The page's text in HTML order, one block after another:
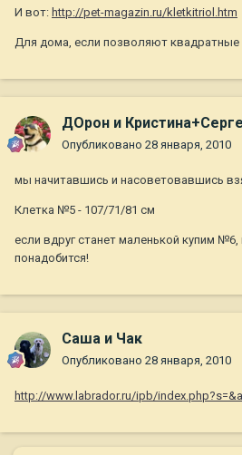
И вот: http://pet-magazin.ru/kletkitriol.htm
Для дома, если позволяют
ДОрон и
Опубликовано 28 января, 2010
мы начитавшись и насоветовавшись
Клетка №5 - 107/71/81 см
если вдруг станет маленькой купим №6,
понадобится!
Саша и Чак
Опубликовано 28 января, 2010
http://www.labrador.ru/ipb/